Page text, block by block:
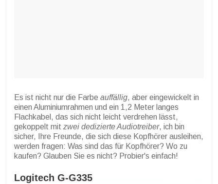
Es ist nicht nur die Farbe auffällig, aber eingewickelt in
einen Aluminiumrahmen und ein 1,2 Meter langes
Flachkabel, das sich nicht leicht verdrehen lässt,
gekoppelt mit zwei dedizierte Audiotreiber, ich bin
sicher, Ihre Freunde, die sich diese Kopfhörer ausleihen,
werden fragen: Was sind das für Kopfhörer? Wo zu
kaufen? Glauben Sie es nicht? Probier's einfach!
Logitech G-G335